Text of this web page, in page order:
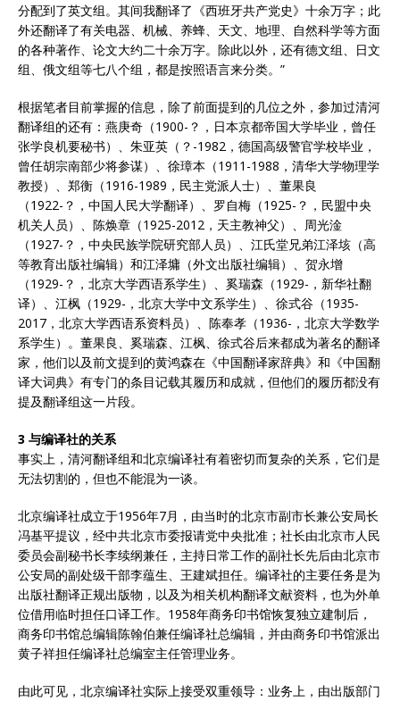
分配到了英文组。其间我翻译了《西班牙共产党史》十余万字；此
外还翻译了有关电器、机械、养蜂、天文、地理、自然科学等方面
的各种著作、论文大约二十余万字。除此以外，还有德文组、日文
组、俄文组等七八个组，都是按照语言来分类。”
根据笔者目前掌握的信息，除了前面提到的几位之外，参加过清河
翻译组的还有：燕庚奇（1900-？，日本京都帝国大学毕业，曾任
张学良机要秘书）、朱亚英（？-1982，德国高级警官学校毕业，
曾任胡宗南部少将参谋）、徐璋本（1911-1988，清华大学物理学
教授）、郑衡（1916-1989，民主党派人士）、董果良
（1922-？，中国人民大学翻译）、罗自梅（1925-？，民盟中央
机关人员）、陈焕章（1925-2012，天主教神父）、周光淦
（1927-？，中央民族学院研究部人员）、江氏堂兄弟江泽垓（高
等教育出版社编辑）和江泽墉（外文出版社编辑）、贺永增
（1929-？，北京大学西语系学生）、奚瑞森（1929-，新华社翻
译）、江枫（1929-，北京大学中文系学生）、徐式谷（1935-
2017，北京大学西语系资料员）、陈奉孝（1936-，北京大学数学
系学生）。董果良、奚瑞森、江枫、徐式谷后来都成为著名的翻译
家，他们以及前文提到的黄鸿森在《中国翻译家辞典》和《中国翻
译大词典》有专门的条目记载其履历和成就，但他们的履历都没有
提及翻译组这一片段。
3 与编译社的关系
事实上，清河翻译组和北京编译社有着密切而复杂的关系，它们是
无法切割的，但也不能混为一谈。
北京编译社成立于1956年7月，由当时的北京市副市长兼公安局长
冯基平提议，经中共北京市委报请党中央批准；社长由北京市人民
委员会副秘书长李续纲兼任，主持日常工作的副社长先后由北京市
公安局的副处级干部李蕴生、王建斌担任。编译社的主要任务是为
出版社翻译正规出版物，以及为相关机构翻译文献资料，也为外单
位借用临时担任口译工作。1958年商务印书馆恢复独立建制后，
商务印书馆总编辑陈翰伯兼任编译社总编辑，并由商务印书馆派出
黄子祥担任编译社总编室主任管理业务。
由此可见，北京编译社实际上接受双重领导：业务上，由出版部门